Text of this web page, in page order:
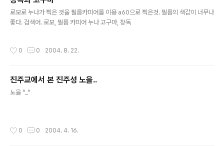
로모로 누나가 찍은 것을 필름카피어를 이용 a60으로 찍은것. 필름의 색감이 너무나
좋다. 검색어. 로모, 필름 카피어 누나 고구마, 장독
0 0 2004. 8. 22.
진주교에서 본 진주성 노을..
노을 ^_^
0 0 2004. 4. 16.